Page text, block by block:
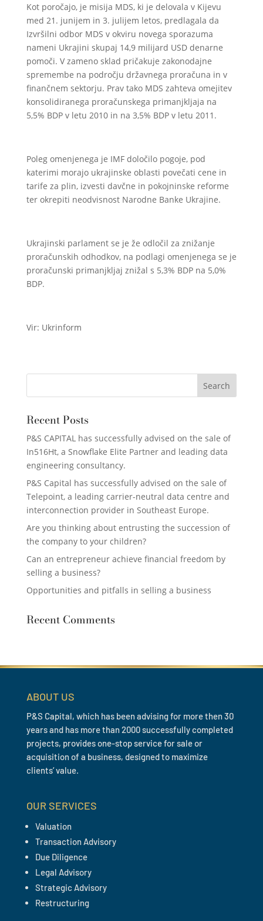
Kot poročajo, je misija MDS, ki je delovala v Kijevu
med 21. junijem in 3. julijem letos, predlagala da
Izvršilni odbor MDS v okviru novega sporazuma
nameni Ukrajini skupaj 14,9 milijard USD denarne
pomoči. V zameno sklad pričakuje zakonodajne
spremembe na področju državnega proračuna in v
finančnem sektorju. Prav tako MDS zahteva omejitev
konsolidiranega proračunskega primanjkljaja na
5,5% BDP v letu 2010 in na 3,5% BDP v letu 2011.
Poleg omenjenega je IMF določilo pogoje, pod
katerimi morajo ukrajinske oblasti povečati cene in
tarife za plin, izvesti davčne in pokojninske reforme
ter okrepiti neodvisnost Narodne Banke Ukrajine.
Ukrajinski parlament se je že odločil za znižanje
proračunskih odhodkov, na podlagi omenjenega se je
proračunski primanjkljaj znižal s 5,3% BDP na 5,0%
BDP.
Vir: Ukrinform
Recent Posts
P&S CAPITAL has successfully advised on the sale of
In516Ht, a Snowflake Elite Partner and leading data
engineering consultancy.
P&S Capital has successfully advised on the sale of
Telepoint, a leading carrier-neutral data centre and
interconnection provider in Southeast Europe.
Are you thinking about entrusting the succession of
the company to your children?
Can an entrepreneur achieve financial freedom by
selling a business?
Opportunities and pitfalls in selling a business
Recent Comments
ABOUT US
P&S Capital, which has been advising for more then 30
years and has more than 2000 successfully completed
projects, provides one-stop service for sale or
acquisition of a business, designed to maximize
clients’ value.
OUR SERVICES
Valuation
Transaction Advisory
Due Diligence
Legal Advisory
Strategic Advisory
Restructuring